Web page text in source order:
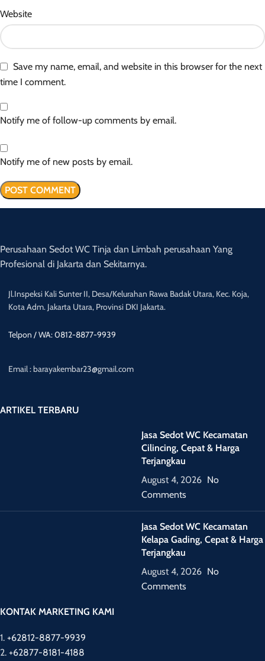
Website
Save my name, email, and website in this browser for the next
time I comment.
Notify me of follow-up comments by email.
Notify me of new posts by email.
Perusahaan Sedot WC Tinja dan Limbah perusahaan Yang
Profesional di Jakarta dan Sekitarnya.
Jl.Inspeksi Kali Sunter II, Desa/Kelurahan Rawa Badak Utara, Kec. Koja,
Kota Adm. Jakarta Utara, Provinsi DKI Jakarta.
Telpon / WA: 0812-8877-9939
Email : barayakembar23@gmail.com
ARTIKEL TERBARU
Jasa Sedot WC Kecamatan
Cilincing, Cepat & Harga
Terjangkau
August 4, 2026 No
Comments
Jasa Sedot WC Kecamatan
Kelapa Gading, Cepat & Harga
Terjangkau
August 4, 2026 No
Comments
KONTAK MARKETING KAMI
1. +62812-8877-9939
2. +62877-8181-4188